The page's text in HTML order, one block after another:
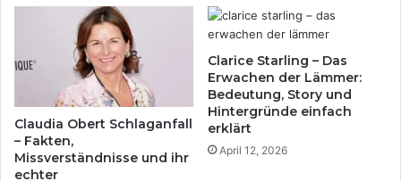
Claudia Obert Schlaganfall
– Fakten,
Missverständnisse und ihr
echter
Clarice Starling – Das
Erwachen der Lämmer:
Bedeutung, Story und
Hintergründe einfach
erklärt
April 12, 2026